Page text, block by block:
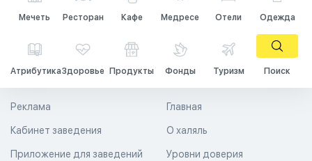
Мечеть Ресторан Кафе Медресе Отели Одежда
АтрибутикаЗдоровье Продукты Фонды Туризм Поиск
Главная
О халяль
Уровни доверия
Реклама
Кабинет заведения
Приложение для заведений